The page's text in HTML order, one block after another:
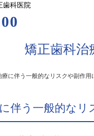
歯科医院
矯正歯科
療に伴う一般的なリスクや副作用
伴う一般的なリ